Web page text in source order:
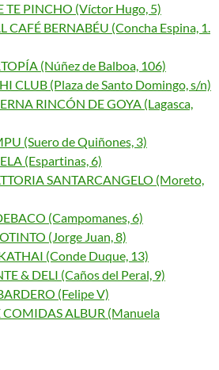
TE PINCHO (Víctor Hugo, 5)
CAFÉ BERNABÉU (Concha Espina, 1.
(Núñez de Balboa, 106)
CLUB (Plaza de Santo Domingo, s/n)
RINCÓN DE GOYA (Lagasca,
(Suero de Quiñones, 3)
(Espartinas, 6)
SANTARCANGELO (Moreto,
(Campomanes, 6)
(Jorge Juan, 8)
(Conde Duque, 13)
& DELI (Caños del Peral, 9)
(Felipe V)
COMIDAS ALBUR (Manuela